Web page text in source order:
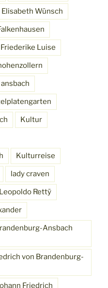
Elisabeth Wünsch
Friederike Luise
Kultur
Kulturreise
lady craven
Leopoldo Rettÿ
Ansbach
von Brandenburg-
Friedrich